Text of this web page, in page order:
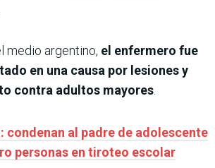
medio argentino, el enfermero fue
en una causa por lesiones y
contra adultos mayores.
condenan al padre de adolescente
personas en tiroteo escolar